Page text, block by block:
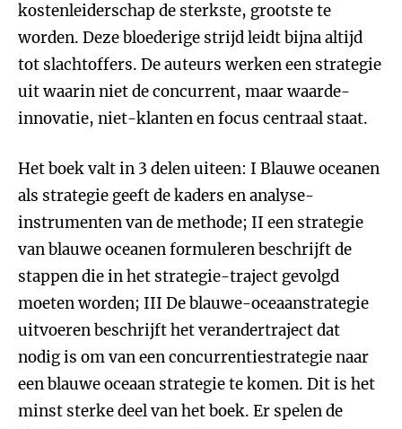
kostenleiderschap de sterkste, grootste te
worden. Deze bloederige strijd leidt bijna altijd
tot slachtoffers. De auteurs werken een strategie
uit waarin niet de concurrent, maar waarde-
innovatie, niet-klanten en focus centraal staat.
Het boek valt in 3 delen uiteen: I Blauwe oceanen
als strategie geeft de kaders en analyse-
instrumenten van de methode; II een strategie
van blauwe oceanen formuleren beschrijft de
stappen die in het strategie-traject gevolgd
moeten worden; III De blauwe-oceaanstrategie
uitvoeren beschrijft het verandertraject dat
nodig is om van een concurrentiestrategie naar
een blauwe oceaan strategie te komen. Dit is het
minst sterke deel van het boek. Er spelen de